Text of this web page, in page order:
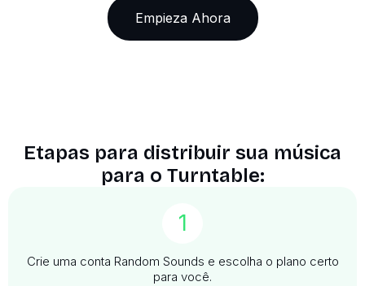
Empieza Ahora
Etapas para distribuir sua música
para o Turntable:
1
Crie uma conta Random Sounds e escolha o plano certo
para você.